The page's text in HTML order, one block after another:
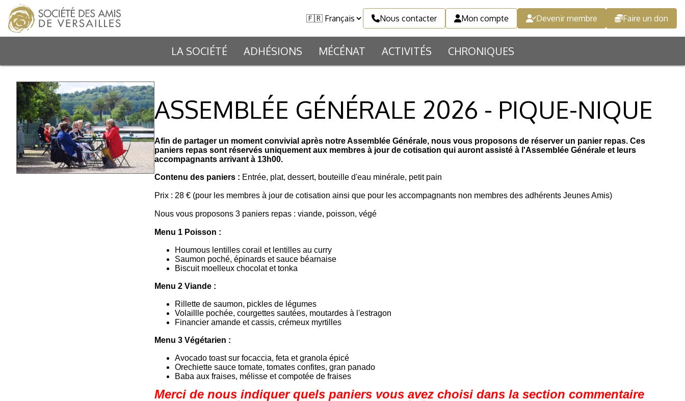
Nous contacter Mon compte Devenir membre Faire un don
LA SOCIÉTÉ ADHÉSIONS MÉCÉNAT ACTIVITÉS CHRONIQUES
ASSEMBLÉE GÉNÉRALE 2026 - PIQUE-NIQUE
Afin de partager un moment convivial après notre Assemblée Générale, nous vous proposons de réserver un panier repas. Ces
paniers repas sont réservés uniquement aux membres à jour de cotisation qui auront assisté à l'Assemblée Générale et leurs
accompagnants arrivant à 13h00.
Contenu des paniers : Entrée, plat, dessert, bouteille d'eau minérale, petit pain
Prix : 28 € (pour les membres à jour de cotisation ainsi que pour les accompagnants non membres des adhérents Jeunes Amis)
Nous vous proposons 3 paniers repas : viande, poisson, végé
Menu 1 Poisson :
Houmous lentilles corail et lentilles au curry
Saumon poché, épinards et sauce béarnaise
Biscuit moelleux chocolat et tonka
Menu 2 Viande:
Rillette de saumon, pickles de légumes
Volaillle pochée, courgettes sautées, moutardes à l'estragon
Financier amande et cassis, crémeux myrtilles
Menu 3 Végétarien :
Avocado toast sur focaccia, feta et granola épicé
Orechiette sauce tomate, tomates confites, gran panado
Baba aux fraises, mélisse et compotée de fraises
Merci de nous indiquer quels paniers vous avez choisi dans la section commentaire